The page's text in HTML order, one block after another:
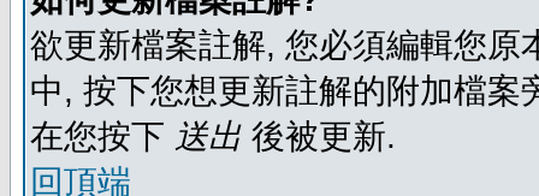
欲更新檔案註解, 您必須編輯您
中, 按下您想更新註解的附加檔案
在您按下 送出 後被更新.
回頂端